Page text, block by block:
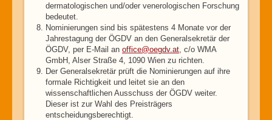
dermatologischen und/oder venerologischen Forschung
bedeutet.
Nominierungen sind bis spätestens 4 Monate vor der
Jahrestagung der ÖGDV an den Generalsekretär der
ÖGDV, per E-Mail an office@oegdv.at , c/o WMA
GmbH, Alser Straße 4, 1090 Wien zu richten.
Der Generalsekretär prüft die Nominierungen auf ihre
formale Richtigkeit und leitet sie an den
wissenschaftlichen Ausschuss der ÖGDV weiter.
Dieser ist zur Wahl des Preisträgers
entscheidungsberechtigt.